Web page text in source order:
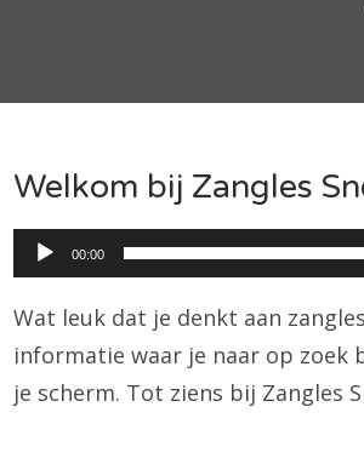
Welkom bij Zangles
Audiospeler
00:00
Wat leuk dat je denkt aan
informatie waar je naar op zoek
je scherm. Tot ziens bij Zangles